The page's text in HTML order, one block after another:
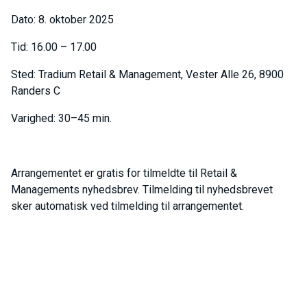
Dato: 8. oktober 2025
Tid: 16.00 – 17.00
Sted: Tradium Retail & Management, Vester Alle 26, 8900
Randers C
Varighed: 30–45 min.
Arrangementet er gratis for tilmeldte til Retail &
Managements nyhedsbrev. Tilmelding til nyhedsbrevet
sker automatisk ved tilmelding til arrangementet.